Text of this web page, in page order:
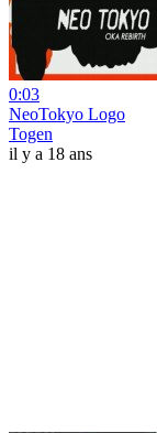
0:03
NeoTokyo Logo
Togen
il y a 18 ans